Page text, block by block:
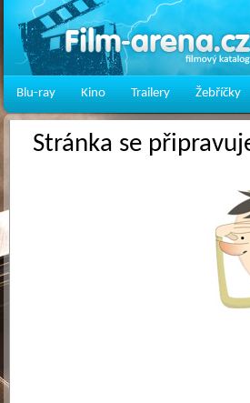
Blu-ray Kino Trailery Žebříčky
Stránka se